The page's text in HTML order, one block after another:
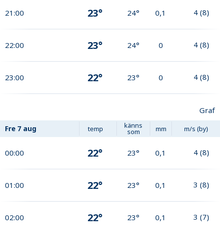
21:00 23° 24° 0,1 4 (8)
22:00 23° 24° 0 4 (8)
23:00 22° 23° 0 4 (8)
Graf
Fre 7 aug temp känns
som mm m/s (by)
00:00 22° 23° 0,1 4 (8)
01:00 22° 23° 0,1 3 (8)
02:00 22° 23° 0,1 3 (7)